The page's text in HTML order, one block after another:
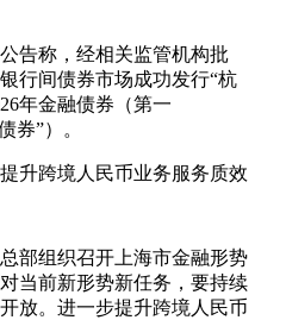
告称，经相关监管机构批
行间债券市场成功发行“杭
年金融债券（第一
券”）。
升跨境人民币业务服务质效
部组织召开上海市金融形势
当前新形势新任务，要持续
放。进一步提升跨境人民币